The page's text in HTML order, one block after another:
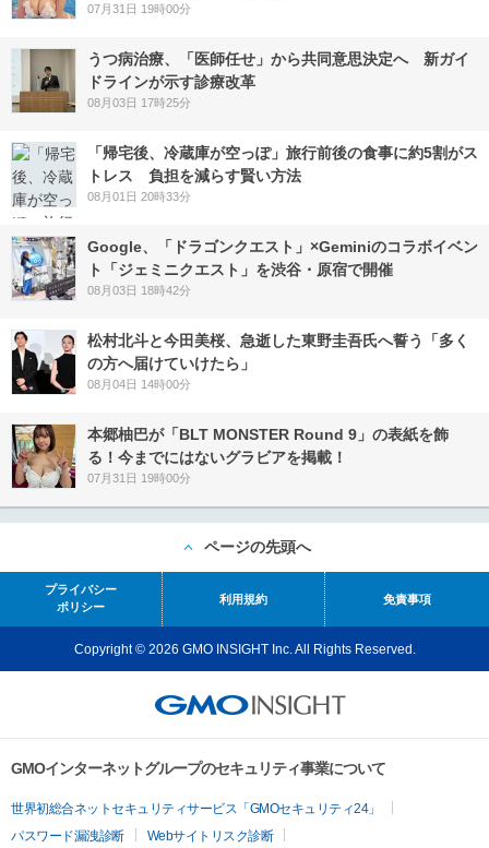
07月31日 19時00分
うつ病治療、「医師任せ」から共同意思決定へ 新ガイ
ドラインが示す診療改革
08月03日 17時25分
「帰宅後、冷蔵庫が空っぽ」旅行前後の食事に約5割がス
トレス 負担を減らす賢い方法
08月01日 20時33分
Google、「ドラゴンクエスト」×Geminiのコラボイベン
ト「ジェミニクエスト」を渋谷・原宿で開催
08月03日 18時42分
松村北斗と今田美桜、急逝した東野圭吾氏へ誓う「多く
の方へ届けていけたら」
08月04日 14時00分
本郷柚巴が「BLT MONSTER Round 9」の表紙を飾
る！今までにはないグラビアを掲載！
07月31日 19時00分
ページの先頭へ
プライバシー
ポリシー
利用規約 免責事項
Copyright © 2026 GMO INSIGHT Inc. All Rights Reserved.
GMOインターネットグループのセキュリティ事業について
世界初総合ネットセキュリティサービス「GMOセキュリティ24」
パスワード漏洩診断
Webサイトリスク診断